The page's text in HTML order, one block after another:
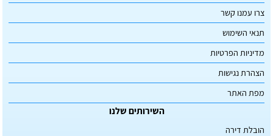
צרו עמנו קשר
תנאי השימוש
מדיניות הפרטיות
הצהרת נגישות
מפת האתר
השירותים שלנו
הובלת דירה